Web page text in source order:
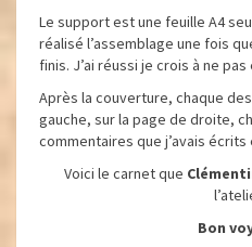
Le support est une feuille A4
réalisé l’assemblage une fois
finis. J’ai réussi je crois à ne
Après la couverture, chaque
gauche, sur la page de droite,
commentaires que j’avais écrits
Voici le carnet que
Bon